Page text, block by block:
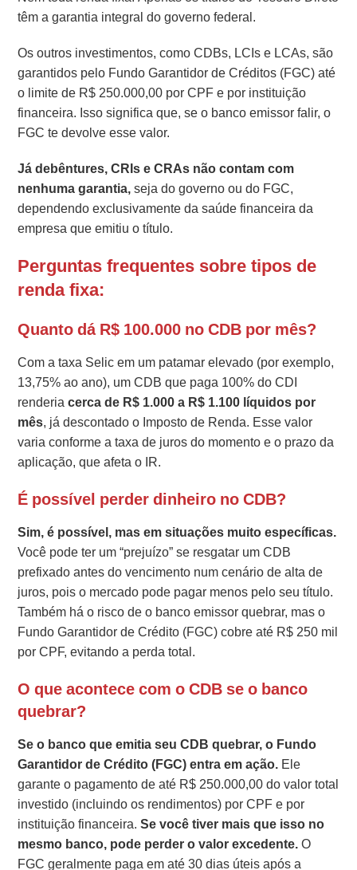
têm a garantia integral do governo federal.
Os outros investimentos, como CDBs, LCIs e LCAs, são
garantidos pelo Fundo Garantidor de Créditos (FGC) até
o limite de R$ 250.000,00 por CPF e por instituição
financeira. Isso significa que, se o banco emissor falir, o
FGC te devolve esse valor.
Já debêntures, CRIs e CRAs não contam com
nenhuma garantia,seja do governo ou do FGC,
dependendo exclusivamente da saúde financeira da
empresa que emitiu o título.
Perguntas frequentes sobre tipos de
renda fixa:
Quanto dá R$ 100.000 no CDB por mês?
Com a taxa Selic em um patamar elevado (por exemplo,
13,75% ao ano), um CDB que paga 100% do CDI
renderiacerca de R$ 1.000 a R$ 1.100 líquidos por
mês, já descontado o Imposto de Renda. Esse valor
varia conforme a taxa de juros do momento e o prazo da
aplicação, que afeta o IR.
É possível perder dinheiro no CDB?
Sim, é possível, mas em situações muito específicas.
Você pode ter um “prejuízo” se resgatar um CDB
prefixado antes do vencimento num cenário de alta de
juros, pois o mercado pode pagar menos pelo seu título.
Também há o risco de o banco emissor quebrar, mas o
Fundo Garantidor de Crédito (FGC) cobre até R$ 250 mil
por CPF, evitando a perda total.
O que acontece com o CDB se o banco
quebrar?
Se o banco que emitia seu CDB quebrar, o Fundo
Garantidor de Crédito (FGC) entra em ação. Ele
garante o pagamento de até R$ 250.000,00 do valor total
investido (incluindo os rendimentos) por CPF e por
instituição financeira.Se você tiver mais que isso no
mesmo banco, pode perder o valor excedente.O
FGC geralmente paga em até 30 dias úteis após a